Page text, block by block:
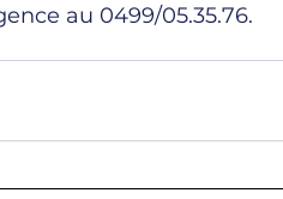
au 0499/05.35.76.